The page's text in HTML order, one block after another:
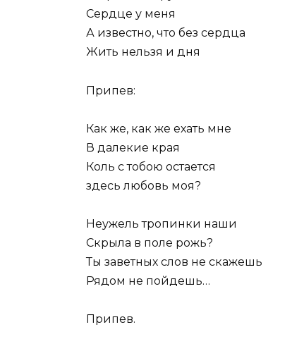
Сердце у меня
А известно, что без сердца
Жить нельзя и дня
Припев:
Как же, как же ехать мне
В далекие края
Коль с тобою остается
здесь любовь моя?
Неужель тропинки наши
Скрыла в поле рожь?
Ты заветных слов не скажешь
Рядом не пойдешь…
Припев.